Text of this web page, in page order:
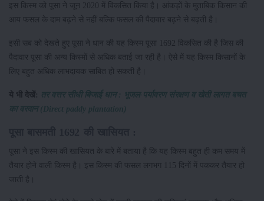
इस किस्म को पूसा ने जून 2020 में विकसित किया है। आंकड़ों के मुताबिक किसान की
आय फसल के दाम बढ़ने से नहीं बल्कि फसल की पैदावार बढ़ने से बढ़ती है।
इसी सब को देखते हुए पूसा ने धान की यह किस्म पूसा 1692 विकसित की है जिस की
पैदावार पूसा की अन्य किस्मों से अधिक बताई जा रही है। ऐसे में यह किस्म किसानों के
लिए बहुत अधिक लाभदायक साबित हो सकती है।
ये भी देखें:
तर वत्तर सीधी बिजाई धान : भूजल-पर्यावरण संरक्षण व खेती लागत बचत
का वरदान (Direct paddy plantation)
पूसा ने इस किस्म की खासियत के बारे में बताया है कि यह किस्म बहुत ही कम समय में
तैयार होने वाली किस्म है। इस किस्म की फसल लगभग 115 दिनों में पककर तैयार हो
जाती है।